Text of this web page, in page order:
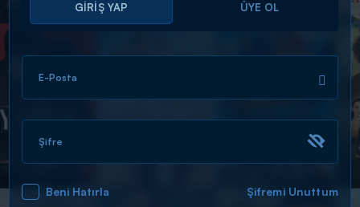
ARAMA SONUÇLARI
GİRİŞ YAP ÜYE OL
E-Posta
Şifre
Beni Hatırla Şifremi Unuttum